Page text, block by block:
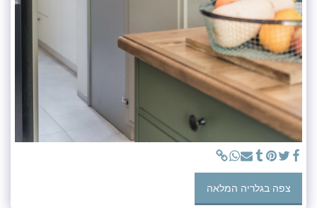
צפה בגלריה המלאה